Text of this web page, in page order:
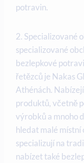
potravin.
2. Specializované
specializované
bezlepkové
řetězců je Nakas
Athénách.
produktů, včetně
výrobků a mnoho
hledat malé
specializují na
nabízet také